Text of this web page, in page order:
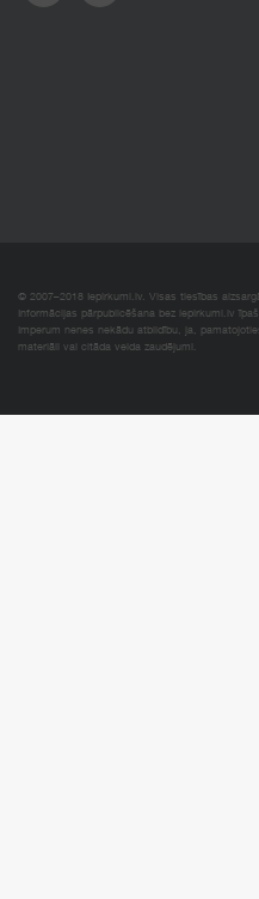
© 2007–2018 Iepirkumi.lv. Visas tiesības
Informācijas pārpublicēšana bez iepirkumi.lv
Imperum nenes nekādu atbildību, ja,
materiāli vai citāda veida zaudējumi.